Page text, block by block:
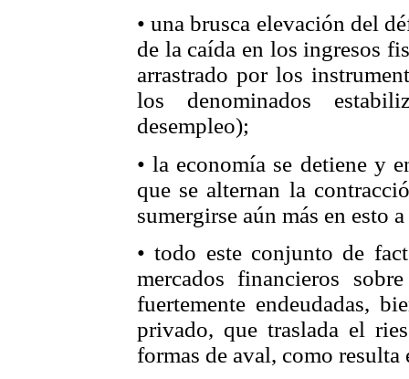
• una brusca elevación del
de la caída en los ingresos
arrastrado por los
los denominados
desempleo);
• la economía se detiene y
que se alternan la
sumergirse aún más en esto
• todo este conjunto de
mercados financieros
fuertemente endeudadas,
privado, que traslada el
formas de aval, como resulta